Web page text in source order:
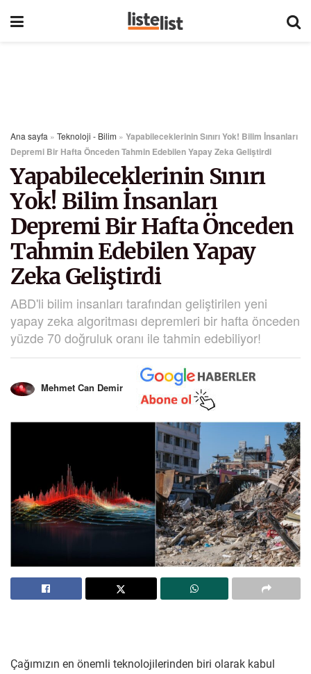
Ana sayfa » Teknoloji - Bilim » Yapabileceklerinin Sınırı Yok! Bilim İnsanları
Depremi Bir Hafta Önceden Tahmin Edebilen Yapay Zeka Geliştirdi
Yapabileceklerinin Sınırı
Yok! Bilim İnsanları
Depremi Bir Hafta Önceden
Tahmin Edebilen Yapay
Zeka Geliştirdi
ABD'li bilim insanları tarafından geliştirilen yeni
yapay zeka algoritması depremleri bir hafta önceden
yüzde 70 doğruluk oranı ile tahmin edebiliyor!
Mehmet Can Demir
Çağımızın en önemli teknolojilerinden biri olarak kabul